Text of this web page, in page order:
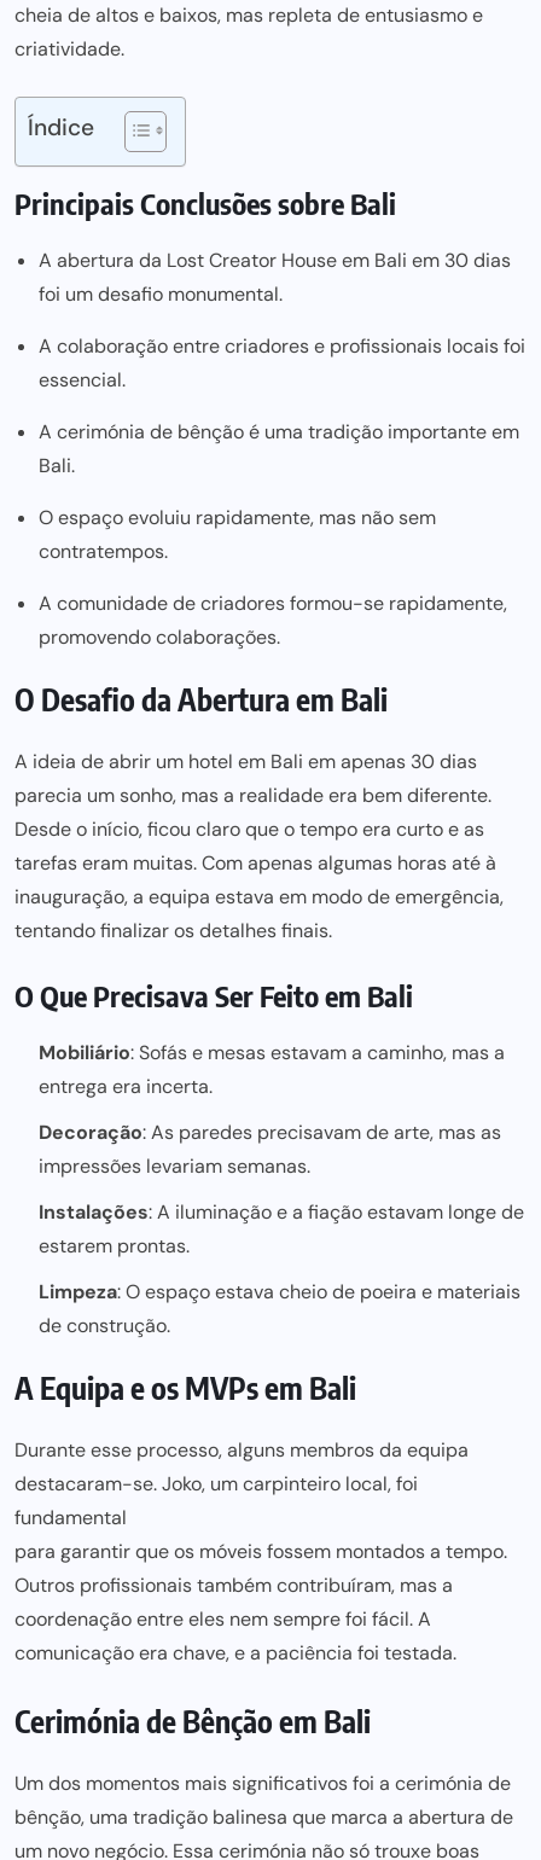
cheia de altos e baixos, mas repleta de entusiasmo e
criatividade.
Índice
Principais Conclusões sobre Bali
A abertura da Lost Creator House em Bali em 30 dias
foi um desafio monumental.
A colaboração entre criadores e profissionais locais foi
essencial.
A cerimónia de bênção é uma tradição importante em
Bali.
O espaço evoluiu rapidamente, mas não sem
contratempos.
A comunidade de criadores formou-se rapidamente,
promovendo colaborações.
O Desafio da Abertura em Bali
A ideia de abrir um hotel em Bali em apenas 30 dias
parecia um sonho, mas a realidade era bem diferente.
Desde o início, ficou claro que o tempo era curto e as
tarefas eram muitas. Com apenas algumas horas até à
inauguração, a equipa estava em modo de emergência,
tentando finalizar os detalhes finais.
O Que Precisava Ser Feito em Bali
Mobiliário: Sofás e mesas estavam a caminho, mas a
entrega era incerta.
Decoração: As paredes precisavam de arte, mas as
impressões levariam semanas.
Instalações: A iluminação e a fiação estavam longe de
estarem prontas.
Limpeza: O espaço estava cheio de poeira e materiais
de construção.
A Equipa e os MVPs em Bali
Durante esse processo, alguns membros da equipa
destacaram-se. Joko, um carpinteiro local, foi
fundamental
para garantir que os móveis fossem montadosa tempo.
Outros profissionais também contribuíram, mas a
coordenação entre eles nem sempre foi fácil. A
comunicação era chave, e a paciência foi testada.
Cerimónia de Bênção em Bali
Um dos momentos mais significativos foi a cerimónia de
bênção, uma tradição balinesa que marca a abertura de
um novo negócio. Essa cerimónia não só trouxe boas